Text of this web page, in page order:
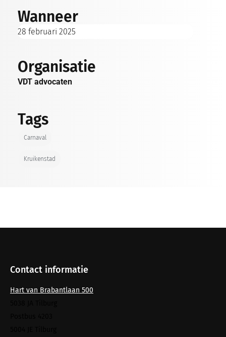
Wanneer
28 februari 2025
Organisatie
VDT advocaten
Tags
Carnaval
Kruikenstad
Contact informatie
Hart van Brabantlaan 500